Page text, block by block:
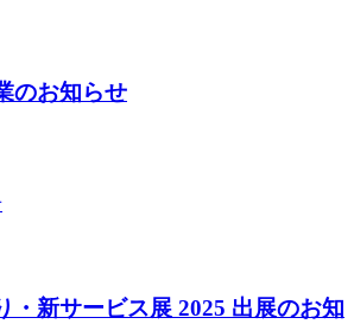
のお知らせ
・新サービス展 2025 出展のお知